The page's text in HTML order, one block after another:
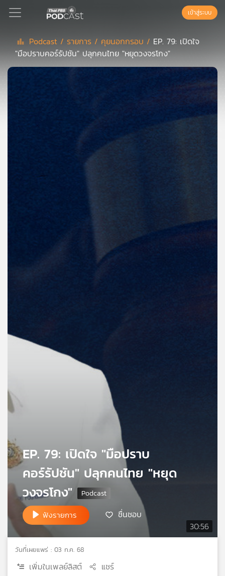
Podcast
เพล
ข่าว
เกี่ยว
กับ
เครือ
ข่าย
วิทยุ
ไทย
บี
เอส
แผนที่
เข้าสู่ระบบ
Podcast / รายการ / คุยนอกกรอบ / EP. 79: เปิดใจ
"มือปราบคอร์รัปชัน" ปลุกคนไทย "หยุดวงจรโกง"
30:56
EP. 79: เปิดใจ "มือปราบ
คอร์รัปชัน" ปลุกคนไทย "หยุด
วงจรโกง"
ฟังรายการ ชื่นชอบ
วันที่เผยแพร่ : 03 ก.ค. 68
เพิ่มในเพลย์ลิสต์ แชร์